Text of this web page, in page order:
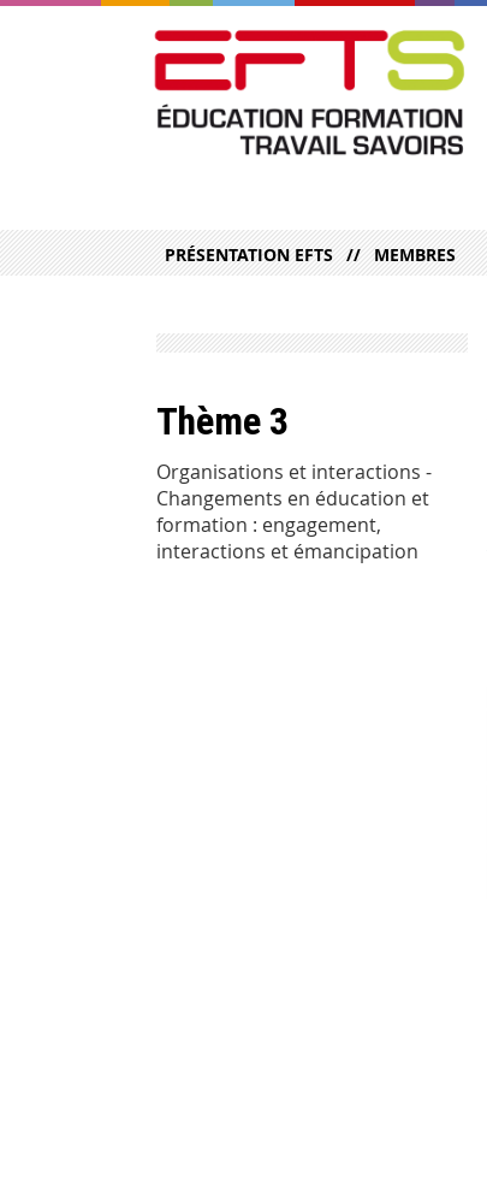
PRÉSENTATION EFTS MEMBRES
Thème 3
Organisations et interactions -
Changements en éducation et
formation : engagement,
interactions et émancipation